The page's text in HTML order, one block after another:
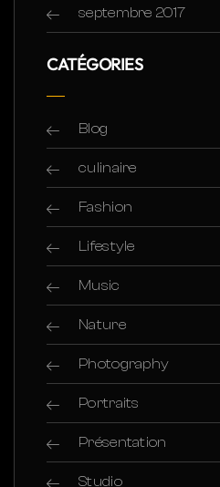
septembre 2017
CATÉGORIES
Blog
culinaire
Fashion
Lifestyle
Music
Nature
Photography
Portraits
Présentation
Studio